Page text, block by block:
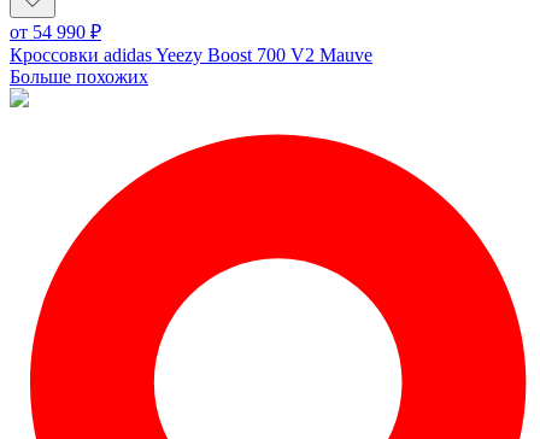
от 54 990 ₽
Кроссовки adidas Yeezy Boost 700 V2 Mauve
Больше похожих